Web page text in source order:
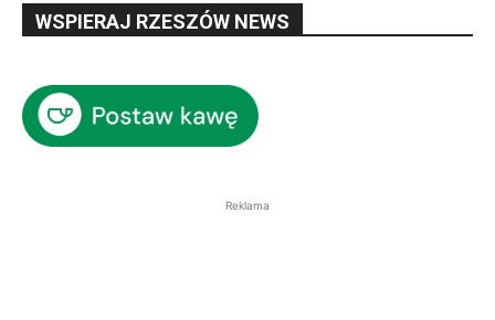
WSPIERAJ RZESZÓW NEWS
Reklama